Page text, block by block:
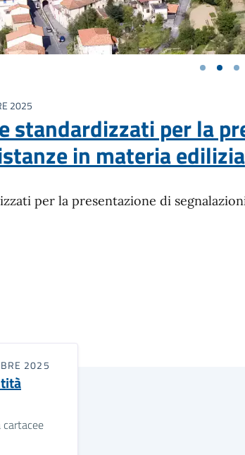
2025
standardizzati per la
in materia edilizia
per la presentazione di
2025